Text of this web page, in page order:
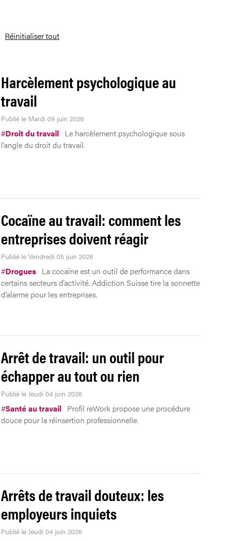
Réinitialiser tout
Harcèlement psychologique au
travail
Publié le Mardi 09 juin 2026
#Droit du travail Le harcèlement psychologique sous
l’angle du droit du travail.
Cocaïne au travail: comment les
entreprises doivent réagir
Publié le Vendredi 05 juin 2026
#Drogues La cocaïne est un outil de performance dans
certains secteurs d’activité. Addiction Suisse tire la sonnette
d’alarme pour les entreprises.
Arrêt de travail: un outil pour
échapper au tout ou rien
Publié le Jeudi 04 juin 2026
#Santé au travail Profil reWork propose une procédure
douce pour la réinsertion professionnelle.
Arrêts de travail douteux: les
employeurs inquiets
Publié le Jeudi 04 juin 2026